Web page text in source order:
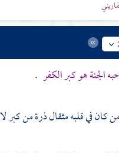
الجنة هو كبر الكفر .
كان في قلبه مثقال ذرة من كبر